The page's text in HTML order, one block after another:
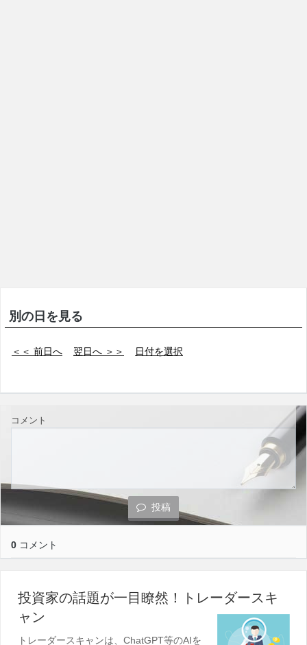
別の日を見る
＜＜ 前日へ 翌日へ ＞＞ 日付を選択
コメント
投稿
0 コメント
投資家の話題が一目瞭然！トレーダースキ
ャン
トレーダースキャンは、ChatGPT等のAIを